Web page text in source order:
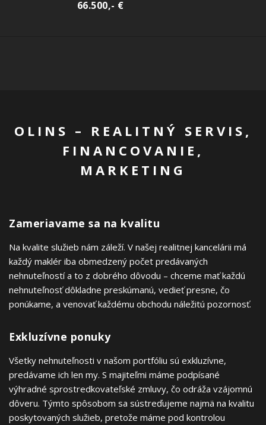
66.500,- €
OLINS – REALITNÝ SERVIS,
FINANCOVANIE,
MARKETING
Zameriavame sa na kvalitu
Na kvalite služieb nám záleží. V našej realitnej kancelárii má
každý maklér iba obmedzený počet predávaných
nehnuteľností a to z dobrého dôvodu – chceme mať každú
nehnuteľnosť dôkladne preskúmanú, vedieť presne, čo
ponúkame, a venovať každému obchodu náležitú pozornosť.
Exkluzívne ponuky
Všetky nehnuteľnosti v našom portfóliu sú exkluzívne,
predávame ich len my. S majiteľmi máme podpísané
výhradné sprostredkovateľské zmluvy, čo odráža vzájomnú
dôveru. Týmto spôsobom sa sústreďujeme najmä na kvalitu
poskytovaných služieb, pretože máme pod kontrolou